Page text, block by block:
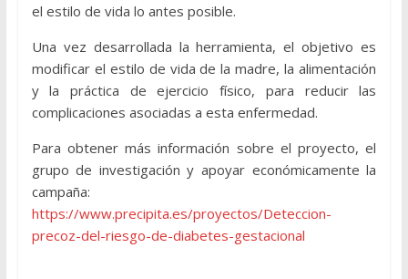
el estilo de vida lo antes posible.
Una vez desarrollada la herramienta, el objetivo es
modificar el estilo de vida de la madre, la alimentación
y la práctica de ejercicio físico, para reducir las
complicaciones asociadas a esta enfermedad.
Para obtener más información sobre el proyecto, el
grupo de investigación y apoyar económicamente la
campaña:
https://www.precipita.es/proyectos/Deteccion-
precoz-del-riesgo-de-diabetes-gestacional